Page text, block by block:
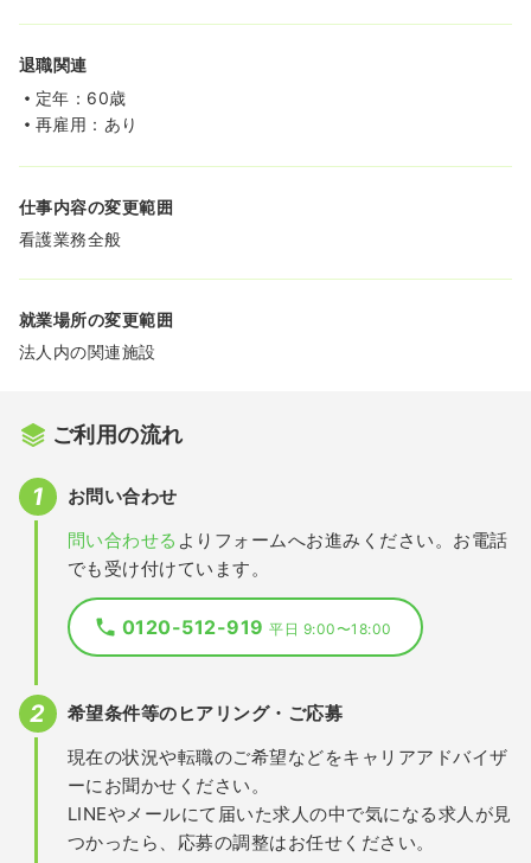
退職関連
定年：60歳
再雇用：あり
仕事内容の変更範囲
看護業務全般
就業場所の変更範囲
法人内の関連施設
ご利用の流れ
お問い合わせ
問い合わせる よりフォームへお進みください。お電話
でも受け付けています。
0120-512-919平日 9:00〜18:00
希望条件等のヒアリング・ご応募
現在の状況や転職のご希望などをキャリアアドバイザ
ーにお聞かせください。
LINEやメールにて届いた求人の中で気になる求人が見
つかったら、応募の調整はお任せください。